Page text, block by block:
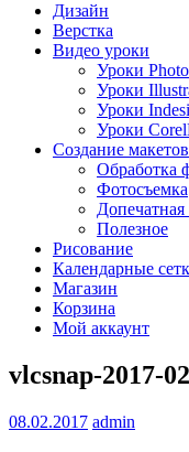
Дизайн
Верстка
Видео уроки
Уроки
Уроки
Уроки
Уроки
Создание макетов
Обработка
Фотосъемка
Допечатная
Полезное
Рисование
Календарные
Магазин
Корзина
Мой аккаунт
vlcsnap-2017-
08.02.2017 admin